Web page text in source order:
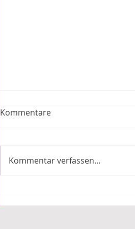
Familie tragen die Lasten
Kommentare
Kommentar verfassen...